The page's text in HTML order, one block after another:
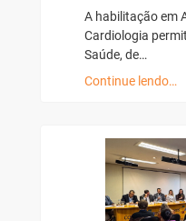
A habilitação em
Cardiologia
Saúde, de…
Continue lendo…